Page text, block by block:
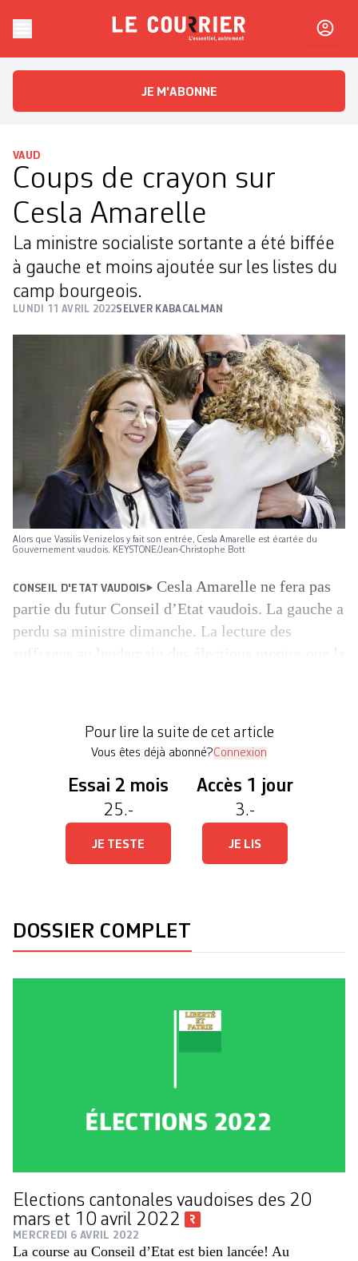
Le CourrierL'essentiel, autrement
JE M'ABONNE
VAUD
Coups de crayon sur
Cesla Amarelle
La ministre socialiste sortante a été biffée
à gauche et moins ajoutée sur les listes du
camp bourgeois.
LUNDI 11 AVRIL 2022SELVER KABACALMAN
Alors que Vassilis Venizelos y fait son entrée, Cesla Amarelle est écartée du
Gouvernement vaudois. KEYSTONE/Jean-Christophe Bott
CONSEIL D'ETAT VAUDOIS
Cesla Amarelle ne fera pas
partie du futur Conseil d’Etat vaudois. La gauche a
perdu sa ministre dimanche. La lecture des
Pour lire la suite de cet article
Vous êtes déjà abonné?Connexion
Essai 2 mois
25.-
JE TESTE
Accès 1 jour
3.-
JE LIS
DOSSIER COMPLET
Elections cantonales vaudoises des 20
mars et 10 avril 2022
MERCREDI 6 AVRIL 2022
La course au Conseil d’Etat est bien lancée! Au